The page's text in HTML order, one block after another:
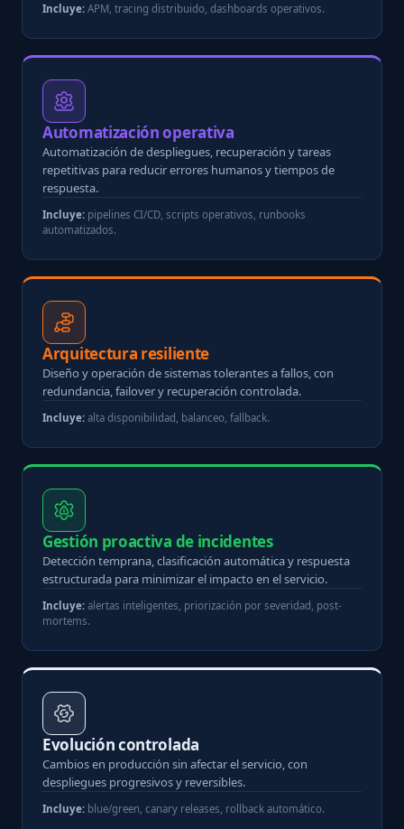
Incluye: APM, tracing distribuido, dashboards operativos.
Automatización operativa
Automatización de despliegues, recuperación y tareas
repetitivas para reducir errores humanos y tiempos de
respuesta.
Incluye: pipelines CI/CD, scripts operativos, runbooks
automatizados.
Arquitectura resiliente
Diseño y operación de sistemas tolerantes a fallos, con
redundancia, failover y recuperación controlada.
Incluye: alta disponibilidad, balanceo, fallback.
Gestión proactiva de incidentes
Detección temprana, clasificación automática y respuesta
estructurada para minimizar el impacto en el servicio.
Incluye: alertas inteligentes, priorización por severidad, post-
mortems.
Evolución controlada
Cambios en producción sin afectar el servicio, con
despliegues progresivos y reversibles.
Incluye: blue/green, canary releases, rollback automático.